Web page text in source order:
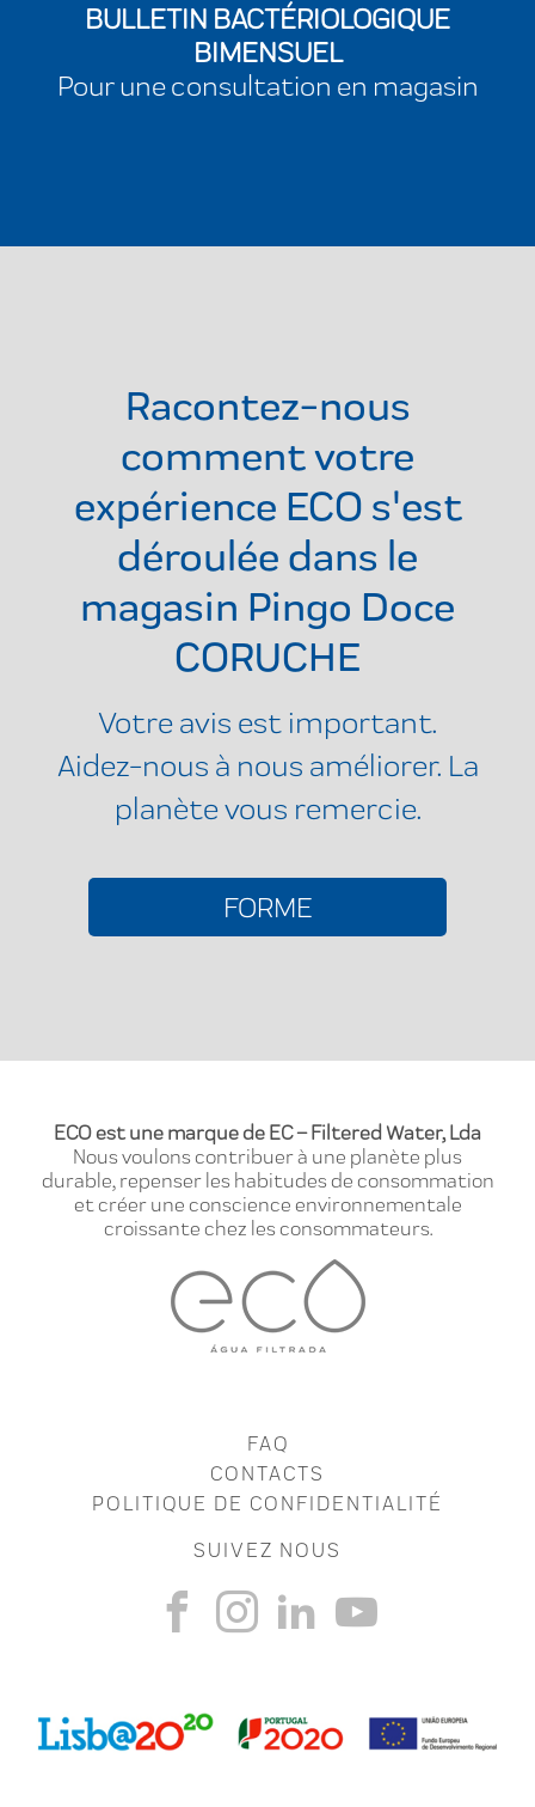
BULLETIN BACTÉRIOLOGIQUE
BIMENSUEL
Pour une consultation en magasin
Racontez-nous
comment votre
expérience ECO s'est
déroulée dans le
magasin Pingo Doce
CORUCHE
Votre avis est important.
Aidez-nous à nous améliorer. La
planète vous remercie.
FORME
ECO est une marque de EC – Filtered Water, Lda
Nous voulons contribuer à une planète plus
durable, repenser les habitudes de consommation
et créer une conscience environnementale
croissante chez les consommateurs.
FAQ
CONTACTS
POLITIQUE DE CONFIDENTIALITÉ
SUIVEZ NOUS